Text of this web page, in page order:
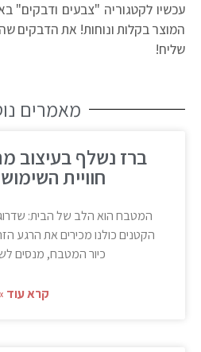
עכשיו לקטגוריה "צבעים ודבקים"
המוצר בקלות ונוחות! את הדבקים
שליח!
מאמרים
ברז נשלף בעיצוב
חוויית
המטבח הוא הלב של הבית:
הקטנים כולנו מכירים את הרגע
כיור המטבח, מנסים
קרא עוד